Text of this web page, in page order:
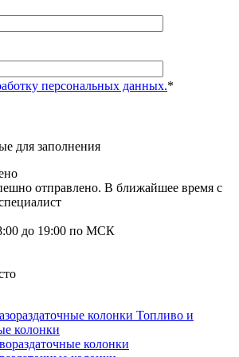
персональных данных.*
для заполнения
отправлено. В ближайшее время с
до 19:00 по МСК
Топливо и
колонки